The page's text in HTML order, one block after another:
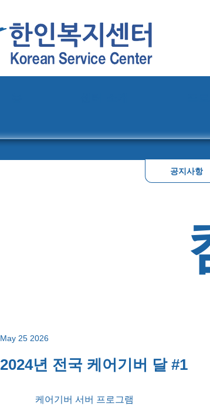
May 25 2026
2024년 전국 케어기버 달 #1
케어기버 서버 프로그램
공지사항